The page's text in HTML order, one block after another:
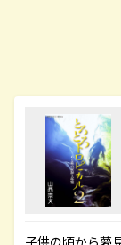
子供の頃から夢